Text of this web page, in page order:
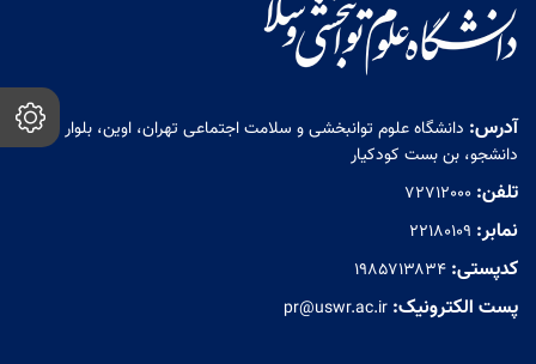
آدرس: دانشگاه علوم توانبخشی و سلامت اجتماعی تهران، اوین، بلوار
دانشجو، بن بست کودکیار
تلفن: 72712000
نمابر: ۲۲۱۸۰۱۰۹
کدپستی: ۱۹۸۵۷۱۳۸۳۴
پست الکترونیک: pr@uswr.ac.ir